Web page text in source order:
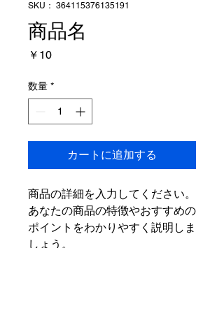
SKU： 364115376135191
商品名
￥10価
数量 *
カートに追加する
商品の詳細を入力してください。
あなたの商品の特徴やおすすめの
ポイントをわかりやすく説明しま
しょう。